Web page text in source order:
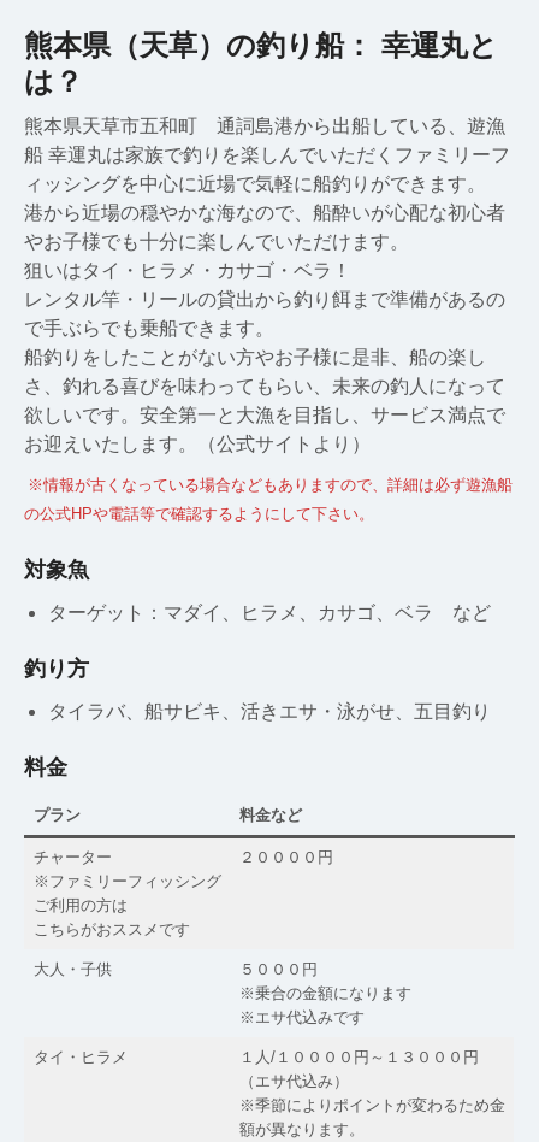
熊本県（天草）の釣り船： 幸運丸と
は？
熊本県天草市五和町 通詞島港から出船している、遊漁
船 幸運丸は家族で釣りを楽しんでいただくファミリーフ
ィッシングを中心に近場で気軽に船釣りができます。
港から近場の穏やかな海なので、船酔いが心配な初心者
やお子様でも十分に楽しんでいただけます。
狙いはタイ・ヒラメ・カサゴ・ベラ！
レンタル竿・リールの貸出から釣り餌まで準備があるの
で手ぶらでも乗船できます。
船釣りをしたことがない方やお子様に是非、船の楽し
さ、釣れる喜びを味わってもらい、未来の釣人になって
欲しいです。安全第一と大漁を目指し、サービス満点で
お迎えいたします。（公式サイトより）
※情報が古くなっている場合などもありますので、詳細は必ず遊漁船
の公式HPや電話等で確認するようにして下さい。
対象魚
ターゲット：マダイ、ヒラメ、カサゴ、ベラ など
釣り方
タイラバ、船サビキ、活きエサ・泳がせ、五目釣り
料金
プラン 料金など
チャーター
※ファミリーフィッシング
ご利用の方は
こちらがおススメです
２００００円
大人・子供
５０００円
※乗合の金額になります
※エサ代込みです
タイ・ヒラメ
１人/１００００円～１３０００円
（エサ代込み）
※季節によりポイントが変わるため金
額が異なります。